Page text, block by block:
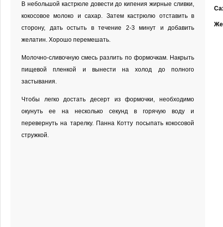
В небольшой кастрюле довести до кипения жирные сливки,
кокосовое молоко и сахар. Затем кастрюлю отставить в
сторону, дать остыть в течение 2-3 минут и добавить
желатин. Хорошо перемешать.
Молочно-сливочную смесь разлить по формочкам. Накрыть
пищевой пленкой и вынести на холод до полного
застывания.
Чтобы легко достать десерт из формочки, необходимо
окунуть ее на несколько секунд в горячую воду и
перевернуть на тарелку. Панна Котту посыпать кокосовой
стружкой.